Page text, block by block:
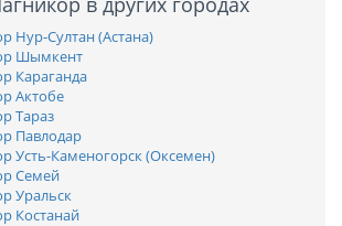
Нур-Султан (Астана)
Шымкент
Караганда
Актобе
Тараз
Павлодар
Усть-Каменогорск (Оксемен)
Семей
Уральск
Костанай